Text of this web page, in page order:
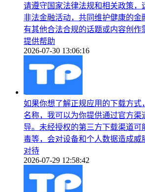
请遵守国家法律法规和相关政策，
非法金融活动，共同维护健康的金
有其他合法合规的话题或内容创作
提供帮助
2026-07-30 13:06:16
如果你想了解正规应用的下载方式
名称，我可以为你提供通过官方渠
导。未经授权的第三方下载渠道可
毒等，会对设备和个人数据造成威
对待
2026-07-29 12:58:42